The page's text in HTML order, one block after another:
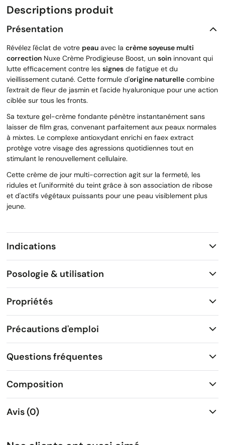
Descriptions produit
Présentation
Révélez l'éclat de votre peau avec la crème soyeuse multi
correction Nuxe Crème Prodigieuse Boost, un soin innovant qui
lutte efficacement contre les signes de fatigue et du
vieillissement cutané. Cette formule d'origine naturelle combine
l'extrait de fleur de jasmin et l'acide hyaluronique pour une action
ciblée sur tous les fronts.
Sa texture gel-crème fondante pénètre instantanément sans
laisser de film gras, convenant parfaitement aux peaux normales
à mixtes. Le complexe antioxydant enrichi en faex extract
protège votre visage des agressions quotidiennes tout en
stimulant le renouvellement cellulaire.
Cette crème de jour multi-correction agit sur la fermeté, les
ridules et l'uniformité du teint grâce à son association de ribose
et d'actifs végétaux puissants pour une peau visiblement plus
jeune.
Indications
Posologie & utilisation
Propriétés
Précautions d'emploi
Questions fréquentes
Composition
Avis (0)